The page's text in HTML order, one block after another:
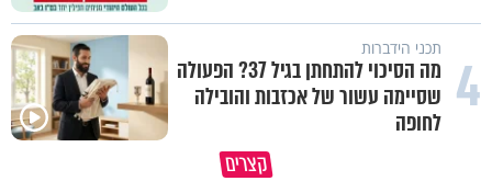
4 תכני הידברות
מה הסיכוי להתחתן בגיל 37? הפעולה
שסיימה עשור של אכזבות והובילה
לחופה
קצריםתשתמש באהבה של השם לטובתך
פותחים פתח קטן - ומקבלים